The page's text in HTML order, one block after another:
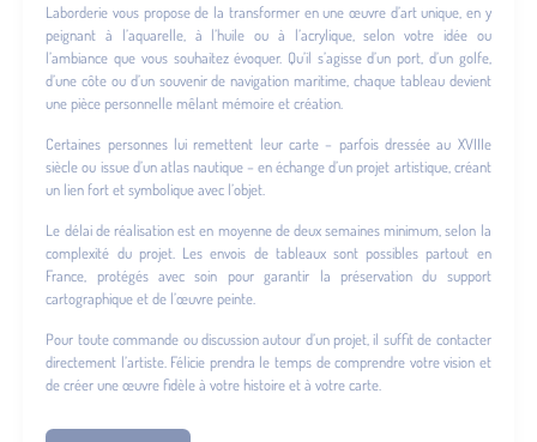
Laborderie vous propose de la transformer en une œuvre d’art unique, en y
peignant à l’aquarelle, à l’huile ou à l’acrylique, selon votre idée ou
l’ambiance que vous souhaitez évoquer. Qu’il s’agisse d’un port, d’un golfe,
d’une côte ou d’un souvenir de navigation maritime, chaque tableau devient
une pièce personnelle mêlant mémoire et création.
Certaines personnes lui remettent leur carte – parfois dressée au XVIIIe
siècle ou issue d’un atlas nautique – en échange d’un projet artistique, créant
un lien fort et symbolique avec l’objet.
Le délai de réalisation est en moyenne de deux semaines minimum, selon la
complexité du projet. Les envois de tableaux sont possibles partout en
France, protégés avec soin pour garantir la préservation du support
cartographique et de l’œuvre peinte.
Pour toute commande ou discussion autour d’un projet, il suffit de contacter
directement l’artiste. Félicie prendra le temps de comprendre votre vision et
de créer une œuvre fidèle à votre histoire et à votre carte.